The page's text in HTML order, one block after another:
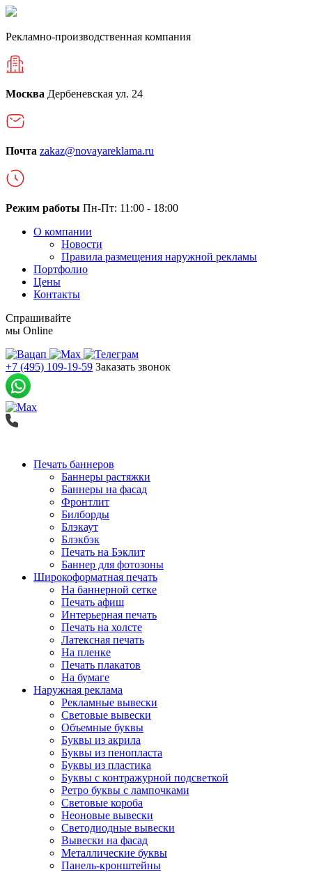
Рекламно-производственная компания
Москва Дербеневская ул. 24
Почта zakaz@novayareklama.ru
Режим работы Пн-Пт: 11:00 - 18:00
О компании
Новости
Правила размещения наружной рекламы
Портфолио
Цены
Контакты
Спрашивайте
мы Online
+7 (495) 109-19-59 Заказать звонок
Печать баннеров
Баннеры растяжки
Баннеры на фасад
Фронтлит
Билборды
Блэкаут
Блэкбэк
Печать на Бэклит
Баннер для фотозоны
Широкоформатная печать
На баннерной сетке
Печать афиш
Интерьерная печать
Печать на холсте
Латексная печать
На пленке
Печать плакатов
На бумаге
Наружная реклама
Рекламные вывески
Световые вывески
Объемные буквы
Буквы из акрила
Буквы из пенопласта
Буквы из пластика
Буквы с контражурной подсветкой
Ретро буквы с лампочками
Световые короба
Неоновые вывески
Светодиодные вывески
Вывески на фасад
Металлические буквы
Панель-кронштейны